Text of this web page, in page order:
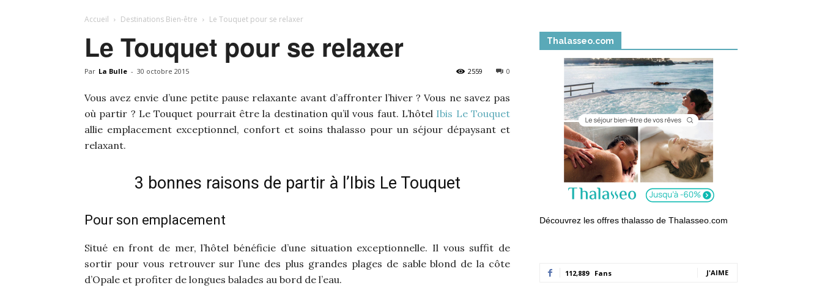
Accueil Destinations Bien-être Le Touquet pour se relaxer
Le Touquet pour se relaxer
Par La Bulle - 30 octobre 2015 0
2559
Vous avez envie d’une petite pause relaxante avant d’affronter l’hiver ? Vous ne savez pas
où partir ? Le Touquet pourrait être la destination qu’il vous faut. L’hôtel Ibis Le Touquet
allie emplacement exceptionnel, confort et soins thalasso pour un séjour dépaysant et
relaxant.
3 bonnes raisons de partir à l’Ibis Le Touquet
Pour son emplacement
Situé en front de mer, l’hôtel bénéficie d’une situation exceptionnelle. Il vous suffit de
sortir pour vous retrouver sur l’une des plus grandes plages de sable blond de la côte
d’Opale et profiter de longues balades au bord de l’eau.
Thalasseo.com
Découvrez les offres thalasso de Thalasseo.com
112,889 Fans J'AIME